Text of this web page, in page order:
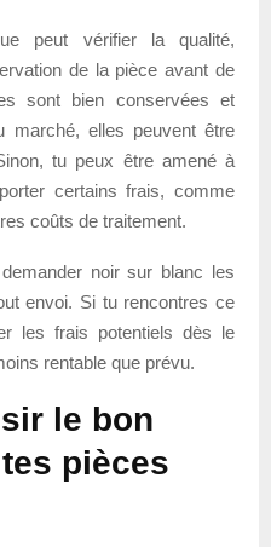
peut vérifier la qualité,
de la pièce avant de
sont bien conservées et
marché, elles peuvent être
tu peux être amené à
certains frais, comme
coûts de traitement.
noir sur blanc les
envoi. Si tu rencontres ce
les frais potentiels dès le
rentable que prévu.
le bon
pièces